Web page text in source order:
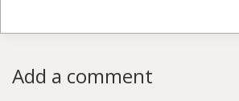
Add a comment